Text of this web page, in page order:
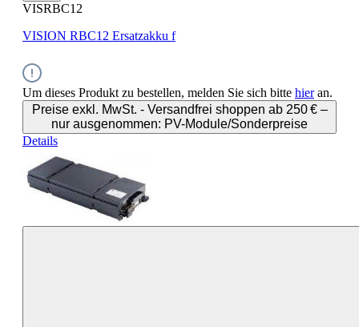
VISRBC12
VISION RBC12 Ersatzakku f
Um dieses Produkt zu bestellen, melden Sie sich bitte hieran.
Preise exkl. MwSt. - Versandfrei shoppen ab 250 € –
nur ausgenommen: PV-Module/Sonderpreise
Details